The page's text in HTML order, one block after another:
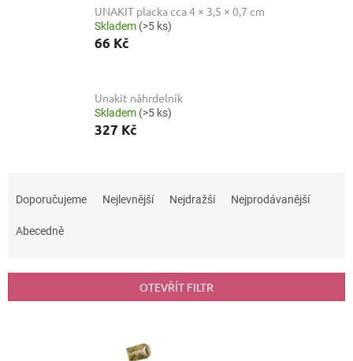
UNAKIT placka cca 4 × 3,5 × 0,7 cm
Skladem (>5 ks)
66 Kč
Unakit náhrdelník
Skladem (>5 ks)
327 Kč
r
Doporučujeme Nejlevnější Nejdražší Nejprodávanější
Abecedně
OTEVŘÍT FILTR